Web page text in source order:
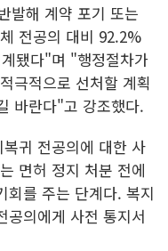
발해 계약 포기 또는
전공의 대비 92.2%
됐다"며 "행정절차가
극적으로 선처할 계획
바란다"고 강조했다.
귀 전공의에 대한 사
면허 정지 처분 전에
회를 주는 단계다. 복지
공의에게 사전 통지서